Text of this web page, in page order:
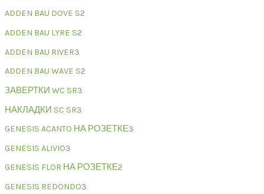
ADDEN BAU DOVE S2
ADDEN BAU LYRE S2
ADDEN BAU RIVER3
ADDEN BAU WAVE S2
ЗАВЕРТКИ WC SR3
НАКЛАДКИ SC SR3
GENESIS ACANTO НА РОЗЕТКЕ3
GENESIS ALIVIO3
GENESIS FLOR НА РОЗЕТКЕ2
GENESIS REDONDO3